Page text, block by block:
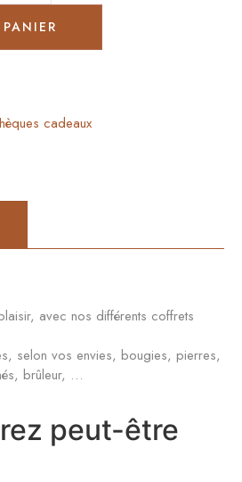
cadeaux
avec nos différents coffrets
selon vos envies, bougies, pierres,
brûleur, …
peut-être